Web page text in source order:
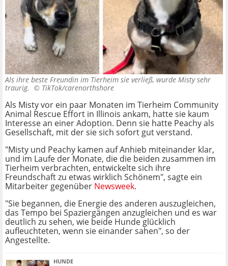
Als ihre beste Freundin im Tierheim sie verließ, wurde Misty sehr
traurig. © TikTok/carenorthshore
Als Misty vor ein paar Monaten im Tierheim Community
Animal Rescue Effort in Illinois ankam, hatte sie kaum
Interesse an einer Adoption. Denn sie hatte Peachy als
Gesellschaft, mit der sie sich sofort gut verstand.
"Misty und Peachy kamen auf Anhieb miteinander klar,
und im Laufe der Monate, die die beiden zusammen im
Tierheim verbrachten, entwickelte sich ihre
Freundschaft zu etwas wirklich Schönem", sagte ein
Mitarbeiter gegenüber Newsweek.
"Sie begannen, die Energie des anderen auszugleichen,
das Tempo bei Spaziergängen anzugleichen und es war
deutlich zu sehen, wie beide Hunde glücklich
aufleuchteten, wenn sie einander sahen", so der
Angestellte.
HUNDE